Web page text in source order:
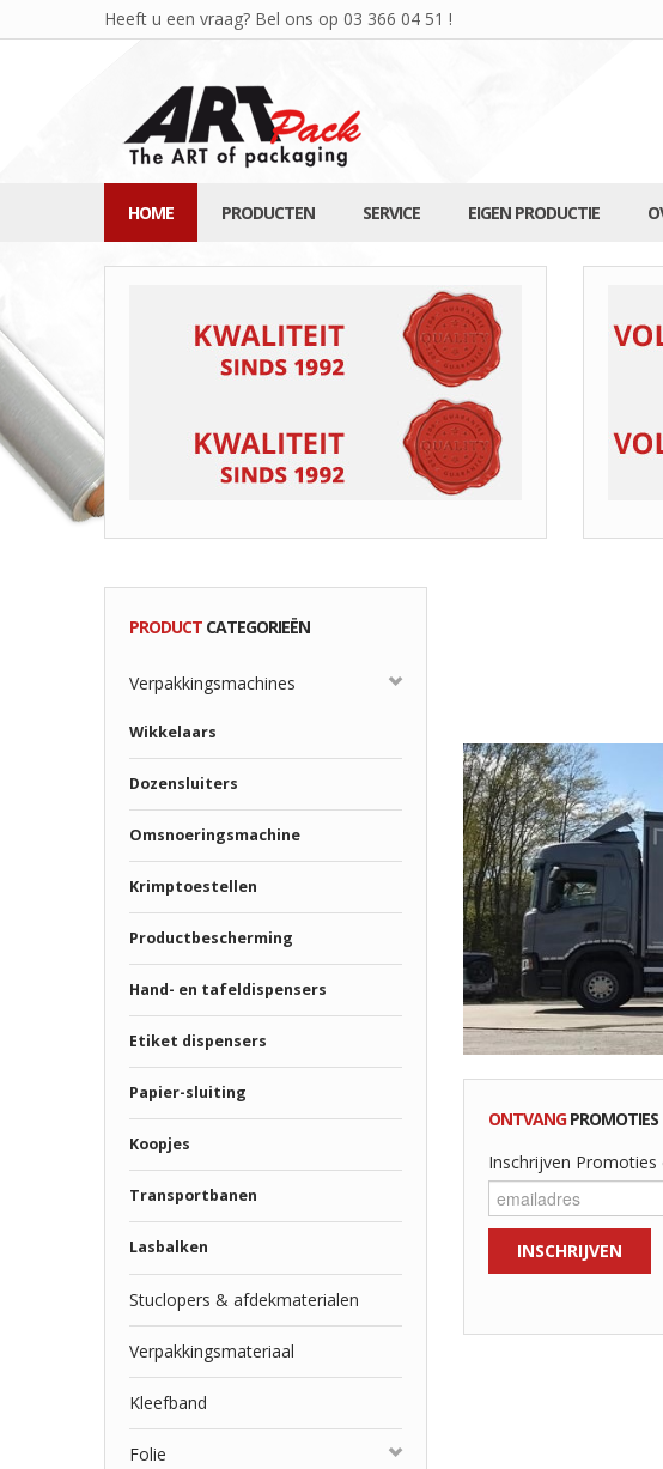
Heeft u een vraag? Bel ons op 03 366 04 51 !
HOME PRODUCTEN SERVICE EIGEN PRODUCTIE
PRODUCT CATEGORIEËN
Verpakkingsmachines
Wikkelaars
Dozensluiters
Omsnoeringsmachine
Krimptoestellen
Productbescherming
Hand- en tafeldispensers
Etiket dispensers
Papier-sluiting
Koopjes
Transportbanen
Lasbalken
Stuclopers & afdekmaterialen
Verpakkingsmateriaal
Kleefband
Folie
ONTVANGPROMOTIES
Inschrijven Promoties